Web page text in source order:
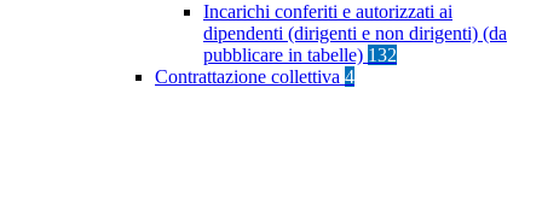
Incarichi conferiti e autorizzati ai
dipendenti (dirigenti e non dirigenti) (da
pubblicare in tabelle) 132
Contrattazione collettiva 4